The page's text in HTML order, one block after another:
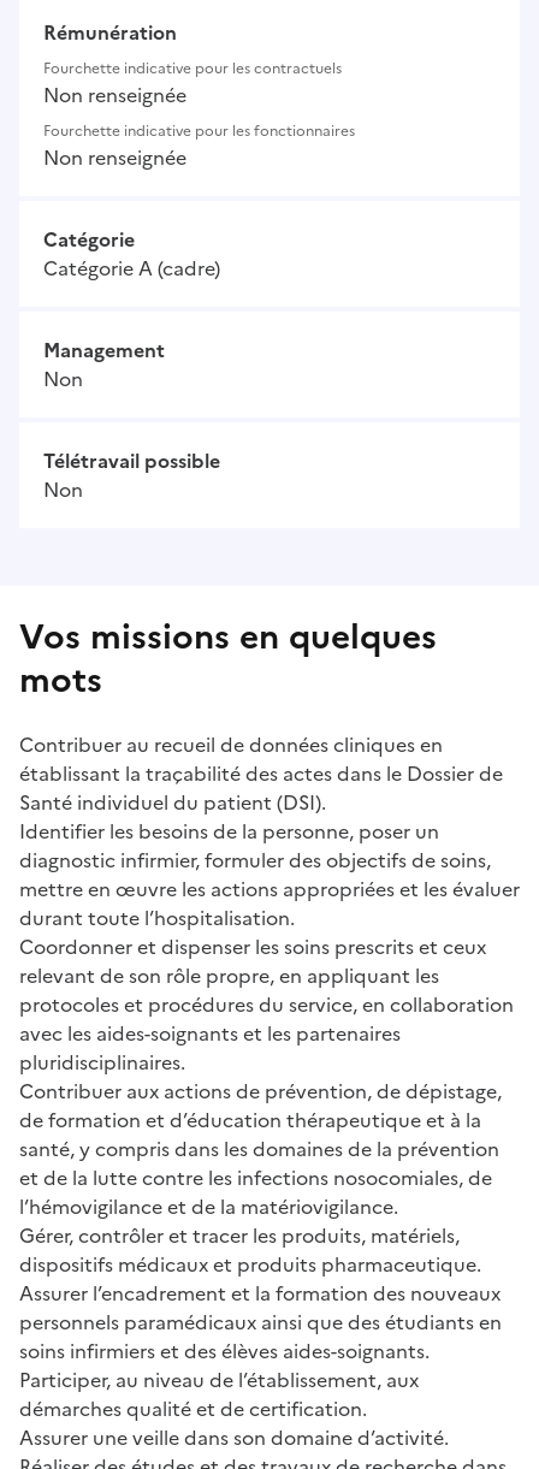
Rémunération
Fourchette indicative pour les contractuels
Non renseignée
Fourchette indicative pour les fonctionnaires
Non renseignée
Catégorie
Catégorie A (cadre)
Management
Non
Télétravail possible
Non
Vos missions en quelques
mots
Contribuer au recueil de données cliniques en
établissant la traçabilité des actes dans le Dossier de
Santé individuel du patient (DSI).
Identifier les besoins de la personne, poser un
diagnostic infirmier, formuler des objectifs de soins,
mettre en œuvre les actions appropriées et les évaluer
durant toute l’hospitalisation.
Coordonner et dispenser les soins prescrits et ceux
relevant de son rôle propre, en appliquant les
protocoles et procédures du service, en collaboration
avec les aides-soignants et les partenaires
pluridisciplinaires.
Contribuer aux actions de prévention, de dépistage,
de formation et d’éducation thérapeutique et à la
santé, y compris dans les domaines de la prévention
et de la lutte contre les infections nosocomiales, de
l’hémovigilance et de la matériovigilance.
Gérer, contrôler et tracer les produits, matériels,
dispositifs médicaux et produits pharmaceutique.
Assurer l’encadrement et la formation des nouveaux
personnels paramédicaux ainsi que des étudiants en
soins infirmiers et des élèves aides-soignants.
Participer, au niveau de l’établissement, aux
démarches qualité et de certification.
Assurer une veille dans son domaine d’activité.